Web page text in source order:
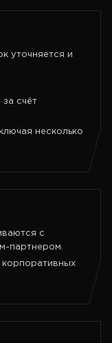
уточняется и
счёт
несколько
с
партнером.